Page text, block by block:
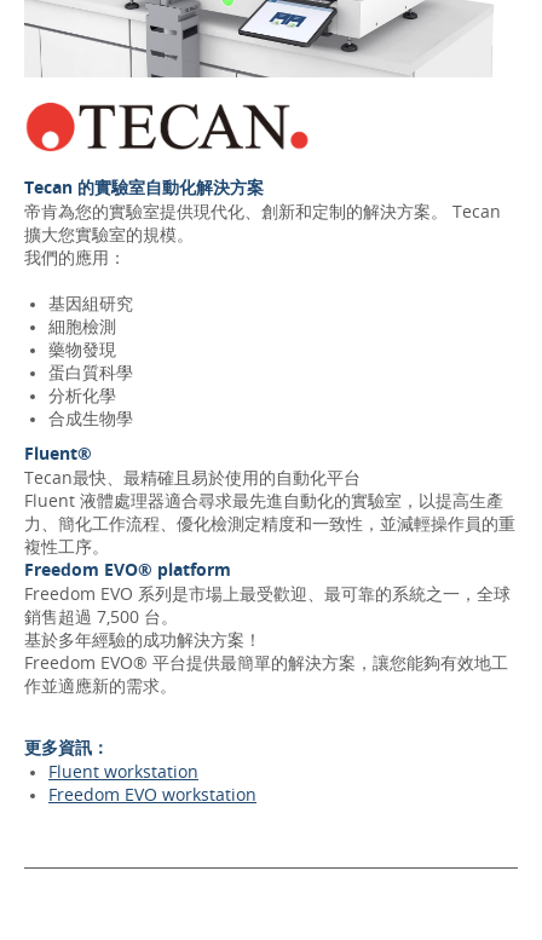
Tecan 的實驗室自動化解決方案
帝肯為您的實驗室提供現代化、創新和定制的解決方案。 Tecan
擴大您實驗室的規模。
我們的應用：
基因組研究
細胞檢測
藥物發現
蛋白質科學
分析化學
合成生物學
Fluent®
Tecan最快、最精確且易於使用的自動化平台
Fluent 液體處理器適合尋求最先進自動化的實驗室，以提高生產
力、簡化工作流程、優化檢測定精度和一致性，並減輕操作員的重
複性工序。
Freedom EVO® platform
Freedom EVO 系列是市場上最受歡迎、最可靠的系統之一，全球
銷售超過 7,500 台。
基於多年經驗的成功解決方案！
Freedom EVO® 平台提供最簡單的解決方案，讓您能夠有效地工
作並適應新的需求。
更多資訊：
Fluent workstation
Freedom EVO workstation